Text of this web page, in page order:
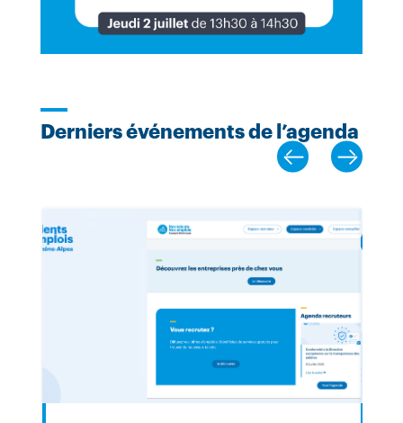
Derniers événements de l’agenda